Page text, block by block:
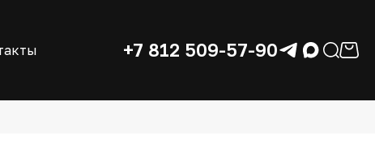
+7 812 509-57-90